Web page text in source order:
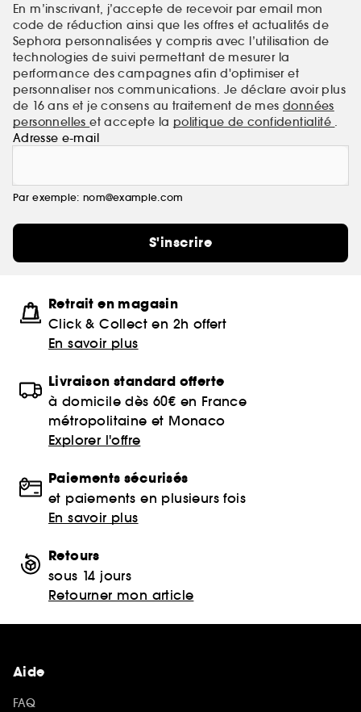
En m’inscrivant, j’accepte de recevoir par email mon
code de réduction ainsi que les offres et actualités de
Sephora personnalisées y compris avec l’utilisation de
technologies de suivi permettant de mesurer la
performance des campagnes afin d'optimiser et
personnaliser nos communications. Je déclare avoir plus
de 16 ans et je consens au traitement de mes données
personnelleset accepte la politique de confidentialité .
Adresse e-mail
Par exemple: nom@example.com
S'inscrire
Retrait en magasin
Click & Collect en 2h offert
En savoir plus
Livraison standard offerte
à domicile dès 60€ en France
métropolitaine et Monaco
Explorer l'offre
Paiements sécurisés
et paiements en plusieurs fois
En savoir plus
Retours
sous 14 jours
Retourner mon article
Aide
FAQ